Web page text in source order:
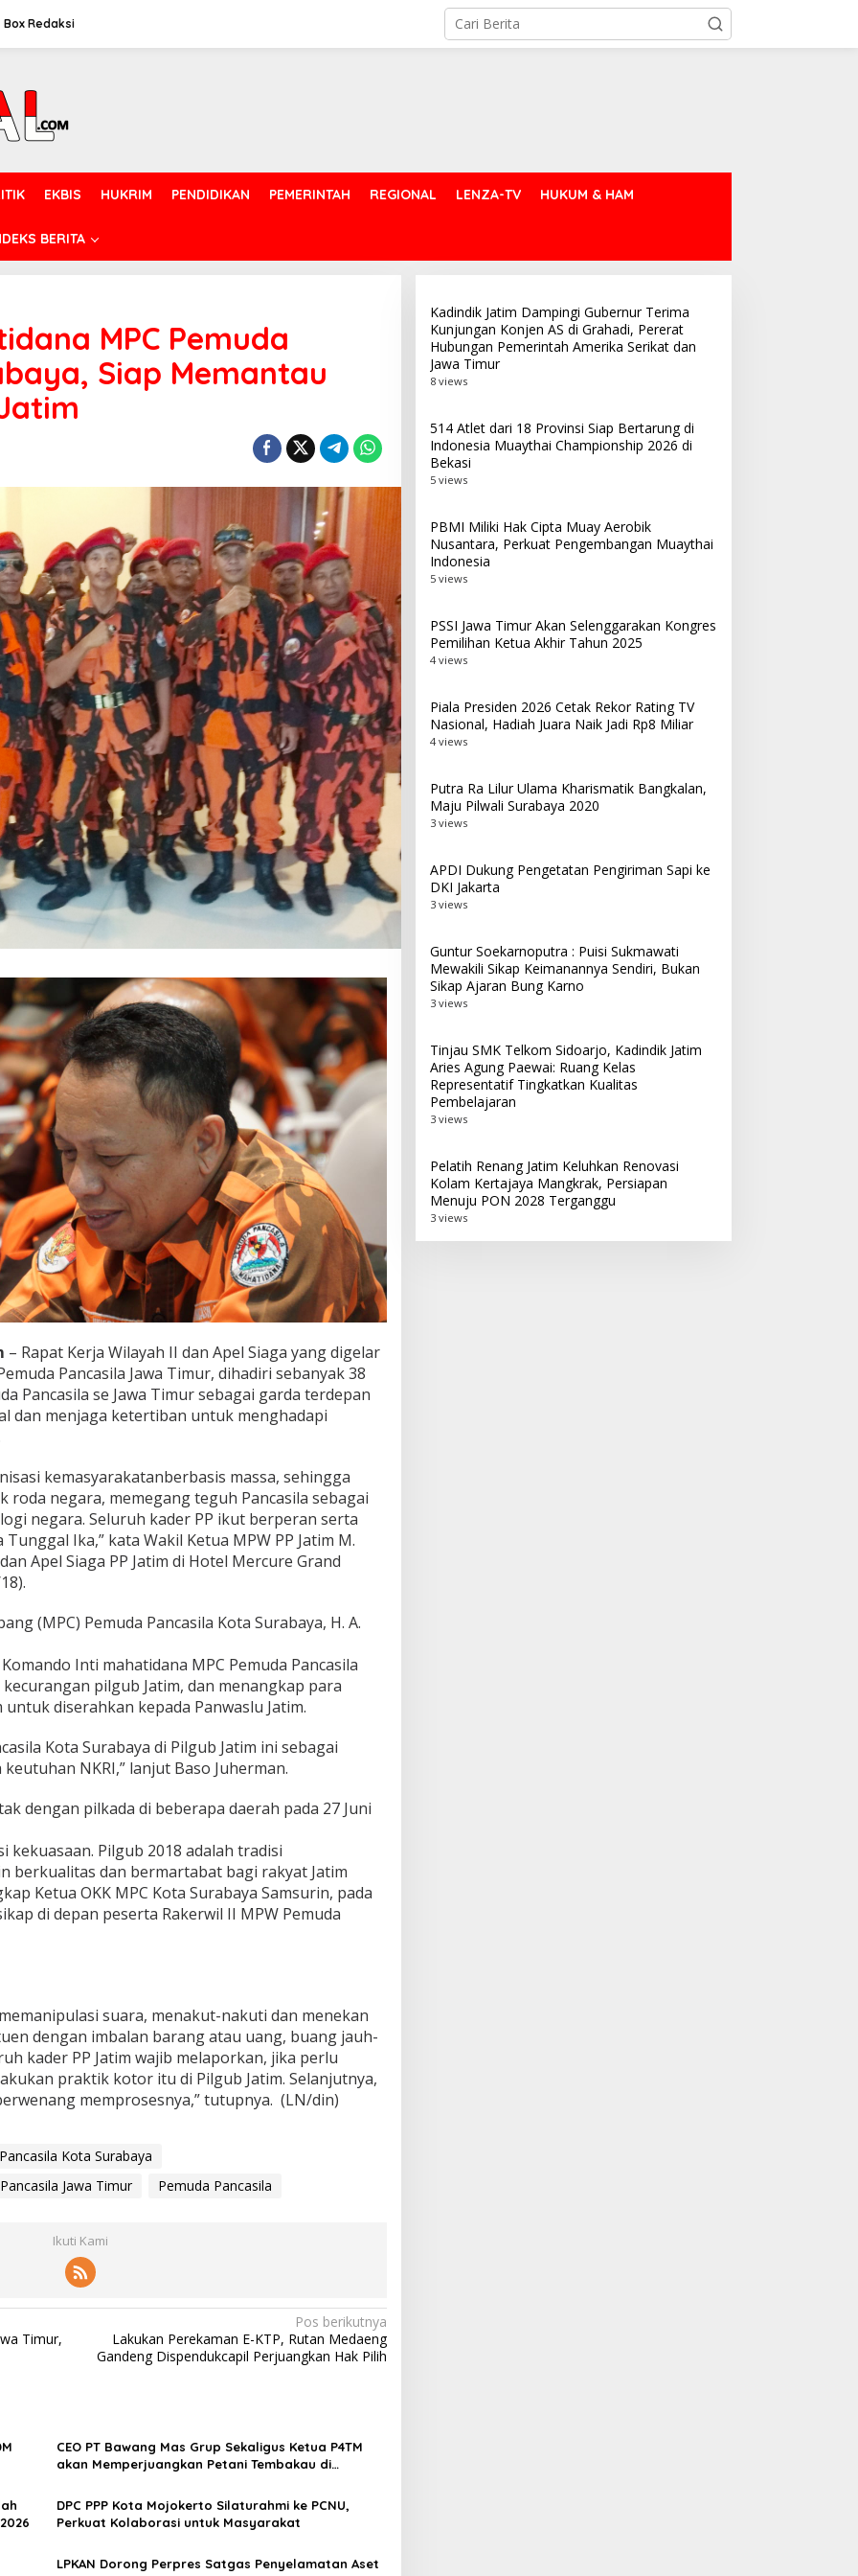
Box Redaksi
EKBIS HUKRIM PENDIDIKAN PEMERINTAH REGIONAL LENZA-TV HUKUM & HAM
BERITA
MPC Pemuda
Siap Memantau
– Rapat Kerja Wilayah II dan Apel Siaga yang digelar
Pancasila Jawa Timur, dihadiri sebanyak 38
Pancasila se Jawa Timur sebagai garda terdepan
dan menjaga ketertiban untuk menghadapi
kemasyarakatanberbasis massa, sehingga
negara, memegang teguh Pancasila sebagai
negara. Seluruh kader PP ikut berperan serta
Ika,” kata Wakil Ketua MPW PP Jatim M.
Apel Siaga PP Jatim di Hotel Mercure Grand
(MPC) Pemuda Pancasila Kota Surabaya, H. A.
Inti mahatidana MPC Pemuda Pancasila
pilgub Jatim, dan menangkap para
diserahkan kepada Panwaslu Jatim.
Kota Surabaya di Pilgub Jatim ini sebagai
NKRI,” lanjut Baso Juherman.
dengan pilkada di beberapa daerah pada 27 Juni
Pilgub 2018 adalah tradisi
berkualitas dan bermartabat bagi rakyat Jatim
Ketua OKK MPC Kota Surabaya Samsurin, pada
di depan peserta Rakerwil II MPW Pemuda
suara, menakut-nakuti dan menekan
dengan imbalan barang atau uang, buang jauh-
kader PP Jatim wajib melaporkan, jika perlu
praktik kotor itu di Pilgub Jatim. Selanjutnya,
memprosesnya,” tutupnya. (LN/din)
Kota Surabaya
Jawa Timur
Pemuda Pancasila
Ikuti Kami
Timur,
Pos berikutnya
Lakukan Perekaman E-KTP, Rutan Medaeng
Gandeng Dispendukcapil Perjuangkan Hak Pilih
CEO PT Bawang Mas Grup Sekaligus Ketua P4TM
akan Memperjuangkan Petani Tembakau di
DPC PPP Kota Mojokerto Silaturahmi ke PCNU,
Perkuat Kolaborasi untuk Masyarakat
LPKAN Dorong Perpres Satgas Penyelamatan Aset
Kadindik Jatim Dampingi Gubernur Terima
Kunjungan Konjen AS di Grahadi, Pererat
Hubungan Pemerintah Amerika Serikat dan
Jawa Timur
8 views
514 Atlet dari 18 Provinsi Siap Bertarung di
Indonesia Muaythai Championship 2026 di
Bekasi
5 views
PBMI Miliki Hak Cipta Muay Aerobik
Nusantara, Perkuat Pengembangan Muaythai
Indonesia
5 views
PSSI Jawa Timur Akan Selenggarakan Kongres
Pemilihan Ketua Akhir Tahun 2025
4 views
Piala Presiden 2026 Cetak Rekor Rating TV
Nasional, Hadiah Juara Naik Jadi Rp8 Miliar
4 views
Putra Ra Lilur Ulama Kharismatik Bangkalan,
Maju Pilwali Surabaya 2020
3 views
APDI Dukung Pengetatan Pengiriman Sapi ke
DKI Jakarta
3 views
Guntur Soekarnoputra : Puisi Sukmawati
Mewakili Sikap Keimanannya Sendiri, Bukan
Sikap Ajaran Bung Karno
3 views
Tinjau SMK Telkom Sidoarjo, Kadindik Jatim
Aries Agung Paewai: Ruang Kelas
Representatif Tingkatkan Kualitas
Pembelajaran
3 views
Pelatih Renang Jatim Keluhkan Renovasi
Kolam Kertajaya Mangkrak, Persiapan
Menuju PON 2028 Terganggu
3 views